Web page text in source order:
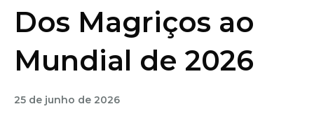
Dos Magriços ao
Mundial de 2026
25 de junho de 2026